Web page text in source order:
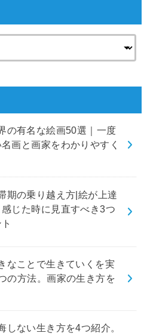
の有名な絵画50選｜一度
画と画家をわかりやすく
期の乗り越え方|絵が上達
感じた時に見直すべき3つ
なことで生きていくを実
の方法。画家の生き方を
しない生き方を4つ紹介。